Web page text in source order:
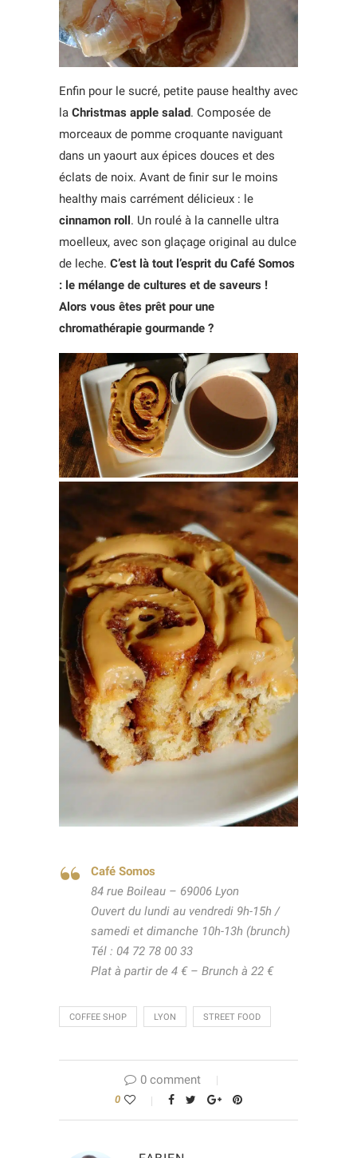
Enfin pour le sucré, petite pause healthy avec
la Christmas apple salad. Composée de
morceaux de pomme croquante naviguant
dans un yaourt aux épices douces et des
éclats de noix. Avant de finir sur le moins
healthy mais carrément délicieux : le
cinnamon roll. Un roulé à la cannelle ultra
moelleux, avec son glaçage original au dulce
de leche. C’est là tout l’esprit du Café Somos
: le mélange de cultures et de saveurs !
Alors vous êtes prêt pour une
chromathérapie gourmande ?
Café Somos
84 rue Boileau – 69006 Lyon
Ouvert du lundi au vendredi 9h-15h /
samedi et dimanche 10h-13h (brunch)
Tél : 04 72 78 00 33
Plat à partir de 4 € – Brunch à 22 €
COFFEE SHOP LYON STREET FOOD
0 comment
0